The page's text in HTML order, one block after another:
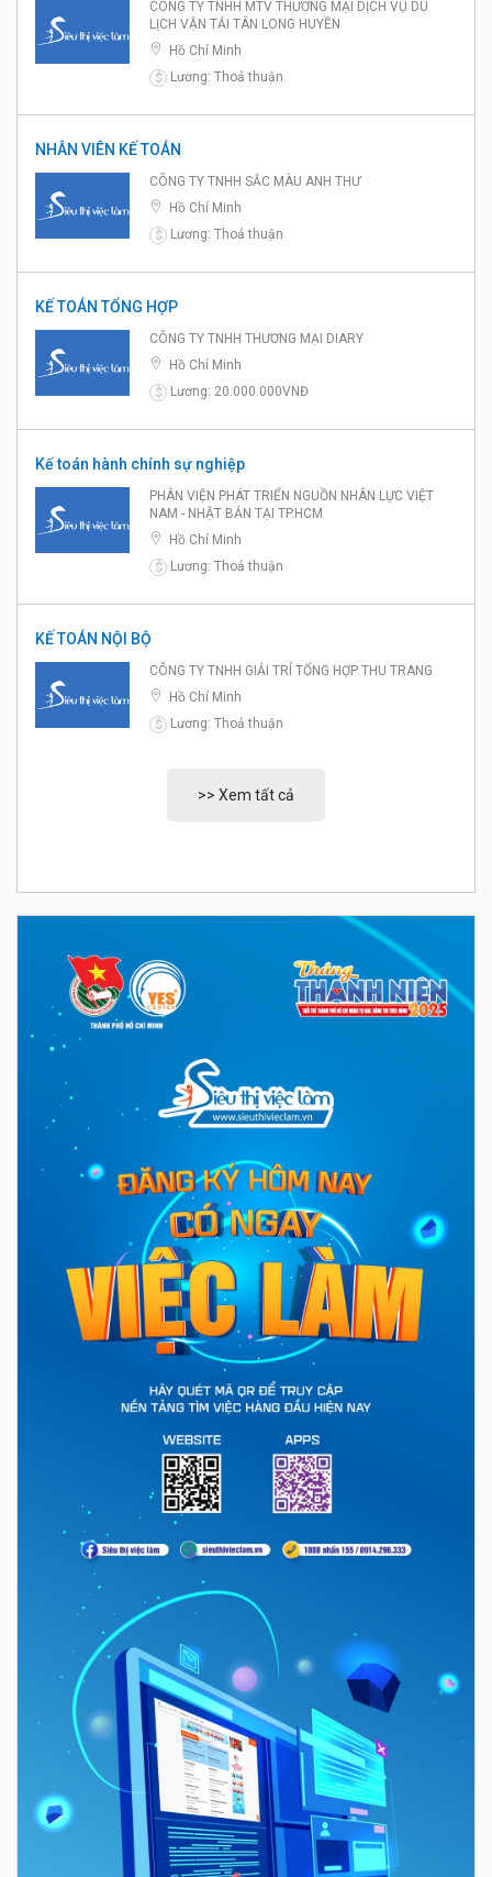
CÔNG TY TNHH MTV THƯƠNG MẠI DỊCH VỤ DU
LỊCH VẬN TẢI TÂN LONG HUYỀN
Hồ Chí Minh
$
Lương: Thoả thuận
NHÂN VIÊN KẾ TOÁN
CÔNG TY TNHH SẮC MÀU ANH THƯ
Hồ Chí Minh
$
Lương: Thoả thuận
KẾ TOÁN TỔNG HỢP
CÔNG TY TNHH THƯƠNG MẠI DIARY
Hồ Chí Minh
$
Lương: 20.000.000VNĐ
Kế toán hành chính sự nghiệp
PHÂN VIỆN PHÁT TRIỂN NGUỒN NHÂN LỰC VIỆT
NAM - NHẬT BẢN TẠI TP.HCM
Hồ Chí Minh
$
Lương: Thoả thuận
KẾ TOÁN NỘI BỘ
CÔNG TY TNHH GIẢI TRÍ TỔNG HỢP THU TRANG
Hồ Chí Minh
$
Lương: Thoả thuận
>> Xem tất cả